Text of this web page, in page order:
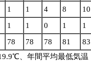
1 1 4 8 10
1 1 0 1 1
78 78 78 81 83
、年間平均最低気